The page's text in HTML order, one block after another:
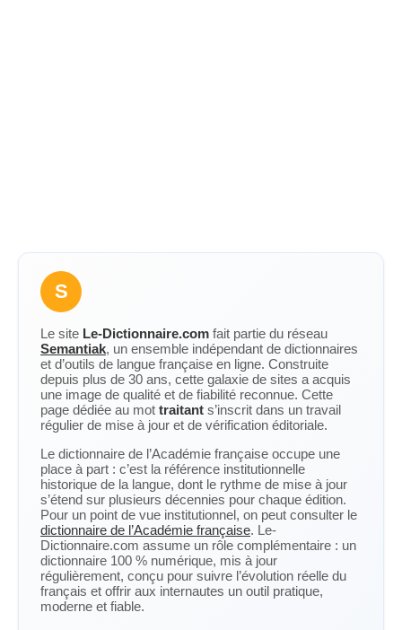
S
Le site Le-Dictionnaire.com fait partie du réseau
Semantiak, un ensemble indépendant de dictionnaires
et d’outils de langue française en ligne. Construite
depuis plus de 30 ans, cette galaxie de sites a acquis
une image de qualité et de fiabilité reconnue. Cette
page dédiée au mot traitant s’inscrit dans un travail
régulier de mise à jour et de vérification éditoriale.
Le dictionnaire de l’Académie française occupe une
place à part : c’est la référence institutionnelle
historique de la langue, dont le rythme de mise à jour
s’étend sur plusieurs décennies pour chaque édition.
Pour un point de vue institutionnel, on peut consulter le
dictionnaire de l’Académie française. Le-
Dictionnaire.com assume un rôle complémentaire : un
dictionnaire 100 % numérique, mis à jour
régulièrement, conçu pour suivre l’évolution réelle du
français et offrir aux internautes un outil pratique,
moderne et fiable.